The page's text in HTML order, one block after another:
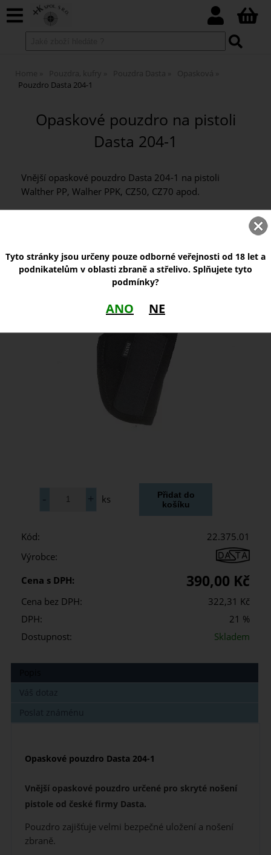
Home Pouzdra, kufry Pouzdra Dasta
Opasková
Pouzdro Dasta 204-1
Opaskové pouzdro na pistoli
Dasta 204-1
Vnější opaskové pouzdro Dasta 204-1 na pistoli
Walther PP, Walher PPK, CZ50, CZ70 apod.
ks
Kód:
22.375.01
Výrobce:
Cena s DPH:
390,00 Kč
Cena bez DPH:
322,31 Kč
DPH:
21 %
Dostupnost:
Skladem
Váš dotaz
Poslat známénu
Opaskové pouzdro Dasta 204-1
Vnější opaskové pouzdro určené pro skryté nošení
pistole od české firmy Dasta.
Pouzdro zajišťuje velmi bezpečné uložení a nošení
zbraně.
Tyto stránky jsou určeny pouze odborné veřejnosti od 18 let a
podnikatelům v oblasti zbraně a střelivo. Splňujete tyto
podmínky?
ANO NE